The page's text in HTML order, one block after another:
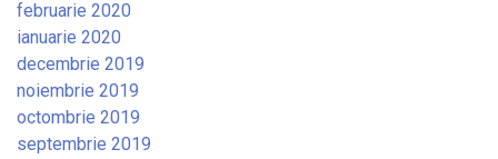
februarie 2020
ianuarie 2020
decembrie 2019
noiembrie 2019
octombrie 2019
septembrie 2019